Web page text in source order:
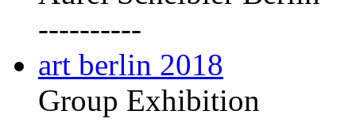
----------
art berlin 2018
Group Exhibition